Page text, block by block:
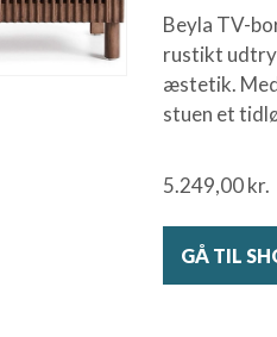
Beyla TV-
rustikt
æstetik.
stuen et
5.249,00kr.
GÅ TIL